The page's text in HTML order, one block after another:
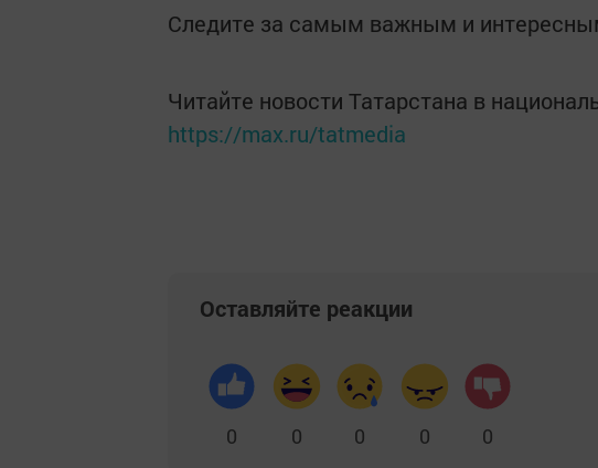
Следите за самым важным и
Читайте новости Татарстана в
https://max.ru/tatmedia
Оставляйте реакции
0 0 0 0 0